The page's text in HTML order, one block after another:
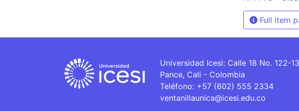
Full item
Universidad Icesi: Calle 18 No. 122-
Pance, Cali - Colombia
Teléfono: +57 (602) 555 2334
ventanillaunica@icesi.edu.co